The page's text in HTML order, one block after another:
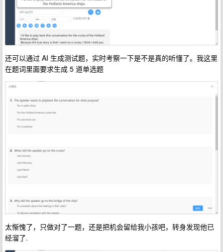
还可以通过 AI 生成测试题，实时考察一下是不是真的听懂了。我这里
在题词里面要求生成 5 道单选题
太惭愧了，只做对了一题，还是把机会留给我小孩吧，转身发现他已
经溜了.